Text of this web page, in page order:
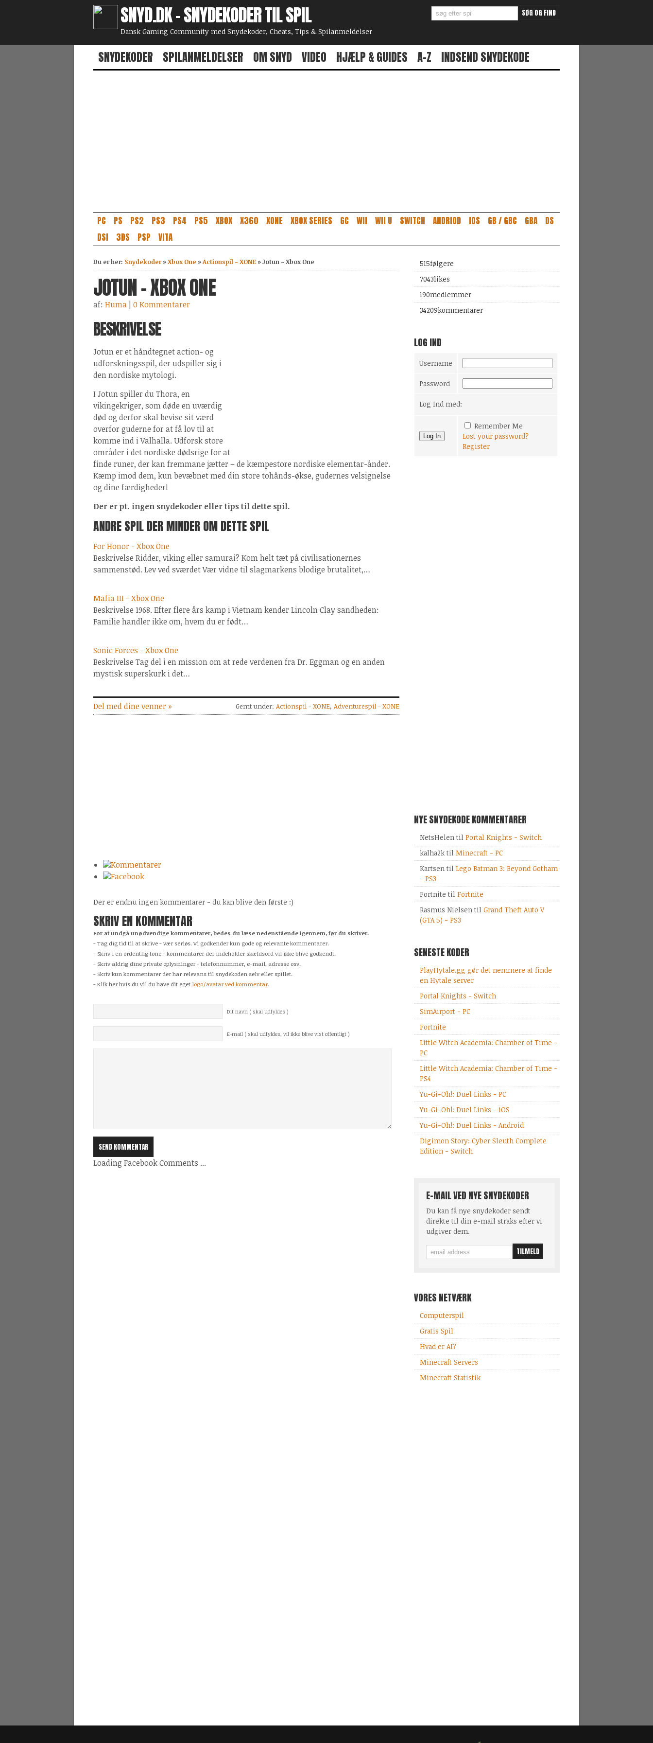
SNYD.DK - SNYDEKODER TIL SPIL
Dansk Gaming Community med Snydekoder, Cheats, Tips & Spilanmeldelser
SNYDEKODER SPILANMELDELSER OM SNYD VIDEO HJÆLP & GUIDES A-Z INDSEND SNYDEKODE
PC PS PS2 PS3 PS4 PS5 XBOX X360 XONE XBOX SERIES GC WII WII U SWITCH ANDRIOD IOS GB / GBC GBA
DS
DSI
3DS PSP VITA
Du er her: Snydekoder»Xbox One »Actionspil - XONE »Jotun - Xbox One
JOTUN - XBOX ONE
af: Huma 0 Kommentarer
BESKRIVELSE
Jotun er et håndtegnet action- og
udforskningsspil, der udspiller sig i
den nordiske mytologi.
I Jotun spiller du Thora, en
vikingekriger, som døde en uværdig
død og derfor skal bevise sit værd
overfor guderne for at få lov til at
komme ind i Valhalla. Udforsk store
områder i det nordiske dødsrige for at
finde runer, der kan fremmane jætter – de kæmpestore nordiske elementar-ånder.
Kæmp imod dem, kun bevæbnet med din store tohånds-økse, gudernes velsignelse
og dine færdigheder!
Der er pt. ingen snydekoder eller tips til dette spil.
ANDRE SPIL DER MINDER OM DETTE SPIL
For Honor - Xbox One
Beskrivelse Ridder, viking eller samurai? Kom helt tæt på civilisationernes
sammenstød. Lev ved sværdet Vær vidne til slagmarkens blodige brutalitet,…
Mafia III - Xbox One
Beskrivelse 1968. Efter flere års kamp i Vietnam kender Lincoln Clay sandheden:
Familie handler ikke om, hvem du er født…
Sonic Forces - Xbox One
Beskrivelse Tag del i en mission om at rede verdenen fra Dr. Eggman og en anden
mystisk superskurk i det…
Del med dine venner » Gemt under: Actionspil - XONE, Adventurespil - XONE
Kommentarer
Facebook
Der er endnu ingen kommentarer - du kan blive den første :)
SKRIV EN KOMMENTAR
For at undgå unødvendige kommentarer, bedes du læse nedenstående igennem, før du skriver.
- Tag dig tid til at skrive - vær seriøs. Vi godkender kun gode og relevante kommentarer.
- Skriv i en ordentlig tone - kommentarer der indeholder skældsord vil ikke blive godkendt.
- Skriv aldrig dine private oplysninger - telefonnummer, e-mail, adresse osv.
- Skriv kun kommentarer der har relevans til snydekoden selv eller spillet.
- Klik her hvis du vil du have dit eget logo/avatar ved kommentar.
Dit navn ( skal udfyldes )
E-mail ( skal udfyldes, vil ikke blive vist offentligt )
Loading Facebook Comments ...
515følgere
7043likes
190medlemmer
34209kommentarer
LOG IND
Username
Password
Log Ind med:
Remember Me
Lost your password?
Register
NYE SNYDEKODE KOMMENTARER
NetsHelentil Portal Knights - Switch
kalha2ktil Minecraft - PC
Kartsentil Lego Batman 3: Beyond Gotham
- PS3
Fortnite til Fortnite
Rasmus Nielsentil Grand Theft Auto V
(GTA 5) - PS3
SENESTE KODER
PlayHytale.gg gør det nemmere at finde
en Hytale server
Portal Knights - Switch
SimAirport - PC
Fortnite
Little Witch Academia: Chamber of Time -
PC
Little Witch Academia: Chamber of Time -
PS4
Yu-Gi-Oh!: Duel Links - PC
Yu-Gi-Oh!: Duel Links - iOS
Yu-Gi-Oh!: Duel Links - Android
Digimon Story: Cyber Sleuth Complete
Edition - Switch
E-MAIL VED NYE SNYDEKODER
Du kan få nye snydekoder sendt
direkte til din e-mail straks efter vi
udgiver dem.
VORES NETVÆRK
Computerspil
Gratis Spil
Hvad er AI?
Minecraft Servers
Minecraft Statistik